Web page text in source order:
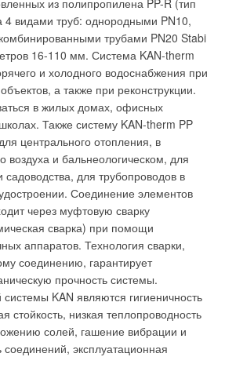
из полипропилена PP-R (тип
4 видами труб: однородными PN10,
трубами PN20 Stabi
16-110 мм. Система KAN-therm
и холодного водоснабжения при
а также при реконструкции.
в жилых домах, офисных
Также систему KAN-therm PP
центрального отопления, в
воздуха и бальнеологическом, для
садоводства, для трубопроводов в
Соединение элементов
через муфтовую сварку
сварка) при помощи
аппаратов. Технология сварки,
соединению, гарантирует
прочность системы.
KAN являются гигиеничность
стойкость, низкая теплопроводность
солей, гашение вибрации и
эксплуатационная
вырабатывают озон низкой
запахи и предотвращая
грибка и других микроорганизмов
режим поддерживается с
датчика, отслеживающего
части помещения – на поверхности
подвижный диффузор и
размера позволили расширить
направления струи воздуха от строго
горизонтального. Это дает
нагретый воздух отвесно вниз, а
потолку, избегая
с людьми. Сплит-система
Ее обслуживание сводится
один раз в год.
Уведомления отключены
машины". Ожидается, что в I
поступит котел-утилизатор с
г. Подольска. Генеральный
на изготовление и поставку
станции с ОАО
в стадии заключения находится
башенной градирни. Выбираются
оборудования.
электрической
системным энергоузлом
области, ведущим поставщиком
областного центра.